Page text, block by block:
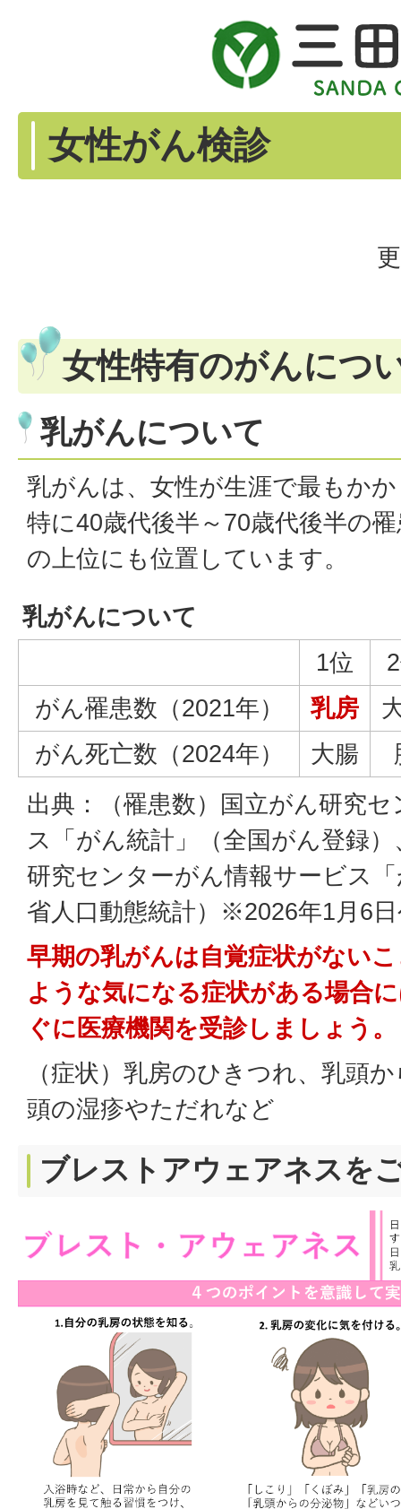
女性がん検診
女性特有のがんにつ
乳がんについて
乳がんは、女性が生涯で最もか
特に40歳代後半～70歳代後半の
の上位にも位置しています。
乳がんについて
1位
がん罹患数（2021年）
乳房
がん死亡数（2024年）
大腸
出典：（罹患数）国立がん研究
ス「がん統計」（全国がん登録
研究センターがん情報サービス
省人口動態統計）※2026年1月6
早期の乳がんは自覚症状がない
ような気になる症状がある場合
ぐに医療機関を受診しましょう。
（症状）乳房のひきつれ、乳頭
頭の湿疹やただれなど
ブレストアウェアネスを